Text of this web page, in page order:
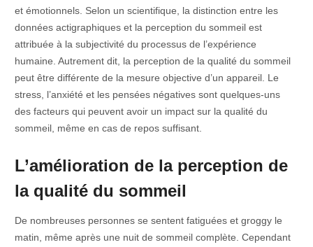
et émotionnels. Selon un scientifique, la distinction entre les
données actigraphiques et la perception du sommeil est
attribuée à la subjectivité du processus de l’expérience
humaine. Autrement dit, la perception de la qualité du sommeil
peut être différente de la mesure objective d’un appareil. Le
stress, l’anxiété et les pensées négatives sont quelques-uns
des facteurs qui peuvent avoir un impact sur la qualité du
sommeil, même en cas de repos suffisant.
L’amélioration de la perception de
la qualité du sommeil
De nombreuses personnes se sentent fatiguées et groggy le
matin, même après une nuit de sommeil complète. Cependant